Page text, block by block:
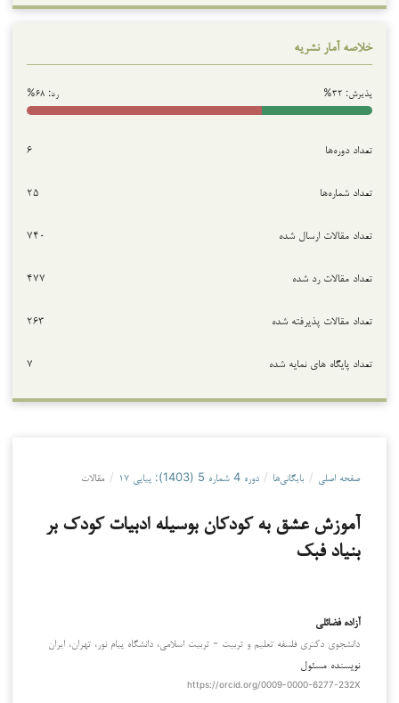
خلاصه آمار نشریه
پذیرش: ۳۲% رد: ۶۸%
تعداد دوره‌ها ۶
تعداد شماره‌ها ۲۵
تعداد مقالات ارسال شده ۷۴۰
تعداد مقالات رد شده ۴۷۷
تعداد مقالات پذیرفته شده ۲۶۳
تعداد پایگاه های نمایه شده ۷
صفحه اصلی / بایگانی‌ها / دوره 4 شماره 5 (1403): پیاپی ‍۱۷ / مقالات
آموزش عشق به کودکان بوسیله ادبیات کودک بر
بنیاد فبک
آزاده فضائلی
دانشجوی دکتری فلسفه تعلیم و تربیت - تربیت اسلامی، دانشگاه پیام نور، تهران، ایران
نویسنده مسئول
https://orcid.org/0009-0000-6277-232X